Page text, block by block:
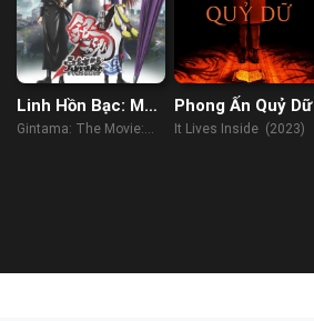
Linh Hồn Bạc: Mãi
Mãi Là Tiệm Vạn
Gintama: The Movie:
Phong Ấn Quỷ Dữ
It Lives Inside (2023)